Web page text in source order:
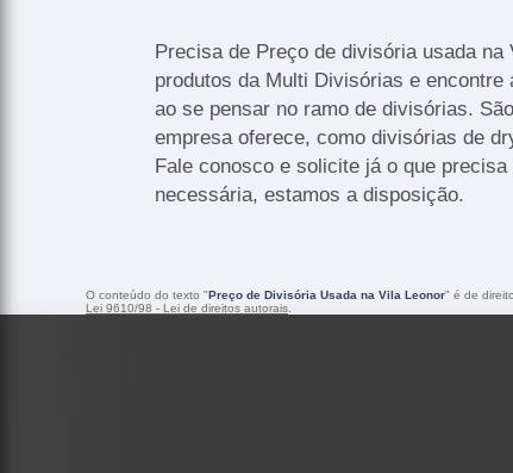
Precisa de Preço de divisória usada na
produtos da Multi Divisórias e encontre
ao se pensar no ramo de divisórias.
empresa oferece, como divisórias de
Fale conosco e solicite já o que
necessária, estamos a disposição.
O conteúdo do texto "Preço de Divisória Usada na Vila Leonor" é de
Lei 9610/98 - Lei de direitos autorais